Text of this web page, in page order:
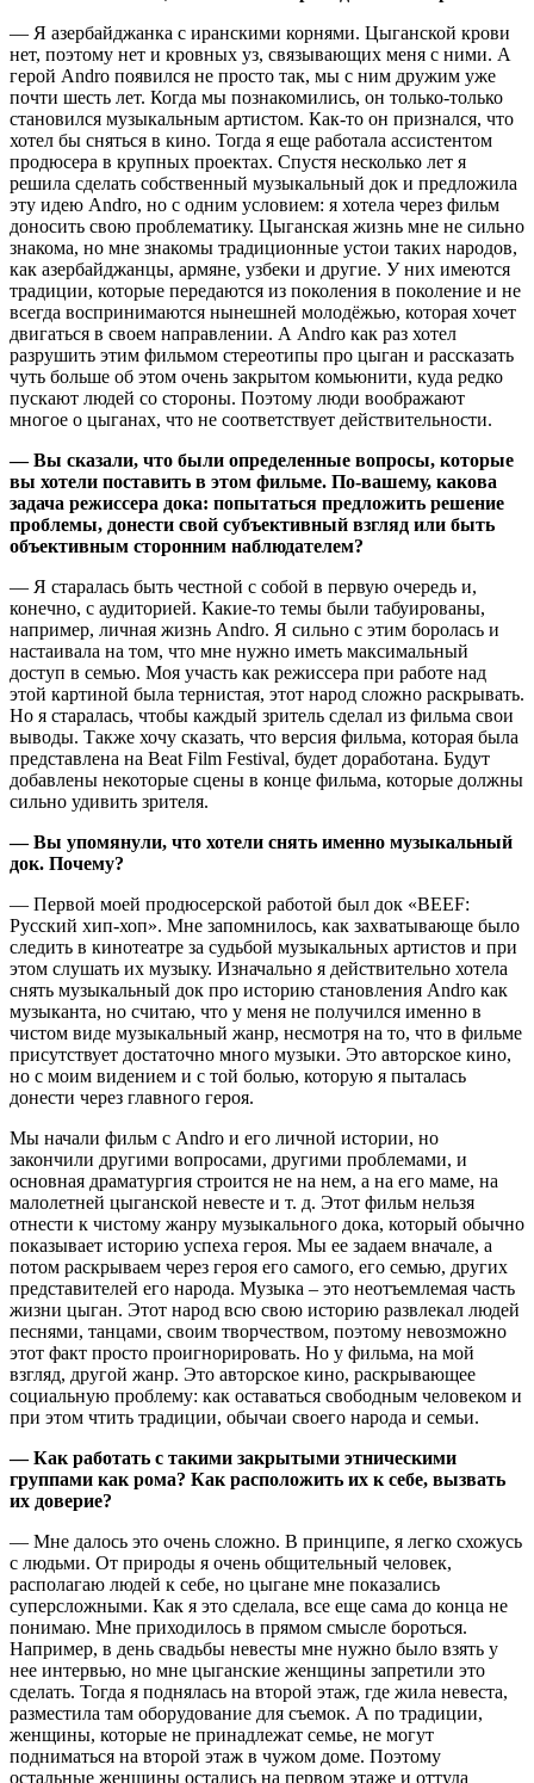
— Я азербайджанка с иранскими корнями. Цыганской крови
нет, поэтому нет и кровных уз, связывающих меня с ними. А
герой Andro появился не просто так, мы с ним дружим уже
почти шесть лет. Когда мы познакомились, он только-только
становился музыкальным артистом. Как-то он признался, что
хотел бы сняться в кино. Тогда я еще работала ассистентом
продюсера в крупных проектах. Спустя несколько лет я
решила сделать собственный музыкальный док и предложила
эту идею Andro, но с одним условием: я хотела через фильм
доносить свою проблематику. Цыганская жизнь мне не сильно
знакома, но мне знакомы традиционные устои таких народов,
как азербайджанцы, армяне, узбеки и другие. У них имеются
традиции, которые передаются из поколения в поколение и не
всегда воспринимаются нынешней молодёжью, которая хочет
двигаться в своем направлении. А Andro как раз хотел
разрушить этим фильмом стереотипы про цыган и рассказать
чуть больше об этом очень закрытом комьюнити, куда редко
пускают людей со стороны. Поэтому люди воображают
многое о цыганах, что не соответствует действительности.
— Вы сказали, что были определенные вопросы, которые
вы хотели поставить в этом фильме. По-вашему, какова
задача режиссера дока: попытаться предложить решение
проблемы, донести свой субъективный взгляд или быть
объективным сторонним наблюдателем?
— Я старалась быть честной с собой в первую очередь и,
конечно, с аудиторией. Какие-то темы были табуированы,
например, личная жизнь Andro. Я сильно с этим боролась и
настаивала на том, что мне нужно иметь максимальный
доступ в семью. Моя участь как режиссера при работе над
этой картиной была тернистая, этот народ сложно раскрывать.
Но я старалась, чтобы каждый зритель сделал из фильма свои
выводы. Также хочу сказать, что версия фильма, которая была
представлена на Beat Film Festival, будет доработана. Будут
добавлены некоторые сцены в конце фильма, которые должны
сильно удивить зрителя.
— Вы упомянули, что хотели снять именно музыкальный
док. Почему?
— Первой моей продюсерской работой был док «BEEF:
Русский хип-хоп». Мне запомнилось, как захватывающе было
следить в кинотеатре за судьбой музыкальных артистов и при
этом слушать их музыку. Изначально я действительно хотела
снять музыкальный док про историю становления Andro как
музыканта, но считаю, что у меня не получился именно в
чистом виде музыкальный жанр, несмотря на то, что в фильме
присутствует достаточно много музыки. Это авторское кино,
но с моим видением и с той болью, которую я пыталась
донести через главного героя.
Мы начали фильм с Andro и его личной истории, но
закончили другими вопросами, другими проблемами, и
основная драматургия строится не на нем, а на его маме, на
малолетней цыганской невесте и т. д. Этот фильм нельзя
отнести к чистому жанру музыкального дока, который обычно
показывает историю успеха героя. Мы ее задаем вначале, а
потом раскрываем через героя его самого, его семью, других
представителей его народа. Музыка – это неотъемлемая часть
жизни цыган. Этот народ всю свою историю развлекал людей
песнями, танцами, своим творчеством, поэтому невозможно
этот факт просто проигнорировать. Но у фильма, на мой
взгляд, другой жанр. Это авторское кино, раскрывающее
социальную проблему: как оставаться свободным человеком и
при этом чтить традиции, обычаи своего народа и семьи.
— Как работать с такими закрытыми этническими
группами как рома? Как расположить их к себе, вызвать
их доверие?
— Мне далось это очень сложно. В принципе, я легко схожусь
с людьми. От природы я очень общительный человек,
располагаю людей к себе, но цыгане мне показались
суперсложными. Как я это сделала, все еще сама до конца не
понимаю. Мне приходилось в прямом смысле бороться.
Например, в день свадьбы невесты мне нужно было взять у
нее интервью, но мне цыганские женщины запретили это
сделать. Тогда я поднялась на второй этаж, где жила невеста,
разместила там оборудование для съемок. А по традиции,
женщины, которые не принадлежат семье, не могут
подниматься на второй этаж в чужом доме. Поэтому
остальные женщины остались на первом этаже и оттуда